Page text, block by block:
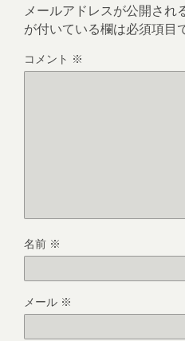
メールアドレスが公開され
が付いている欄は必須項目
コメント ※
名前 ※
メール ※